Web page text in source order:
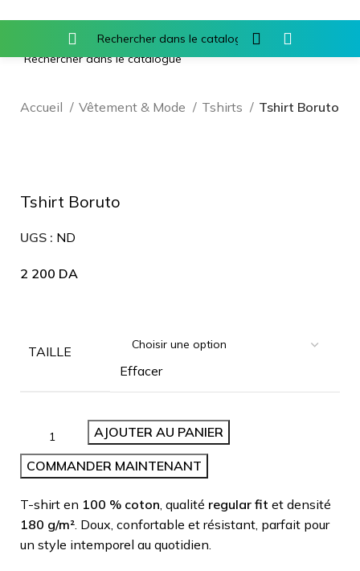
Accueil Vêtement & Mode Tshirts Tshirt Boruto
Tshirt Boruto
UGS : ND
2 200 DA
TAILLE
Effacer
AJOUTER AU PANIER
COMMANDER MAINTENANT
T-shirt en 100 % coton , qualité regular fit et densité
180 g/m² . Doux, confortable et résistant, parfait pour
un style intemporel au quotidien.